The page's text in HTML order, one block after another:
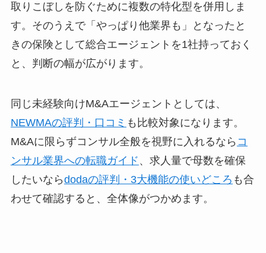
取りこぼしを防ぐために複数の特化型を併用しま
す。そのうえで「やっぱり他業界も」となったと
きの保険として総合エージェントを1社持っておく
と、判断の幅が広がります。
同じ未経験向けM&Aエージェントとしては、
NEWMAの評判・口コミ も比較対象になります。
M&Aに限らずコンサル全般を視野に入れるなら コ
ンサル業界への転職ガイド 、求人量で母数を確保
したいならdodaの評判・3大機能の使いどころ も合
わせて確認すると、全体像がつかめます。